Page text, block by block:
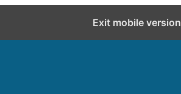
Exit mobile version